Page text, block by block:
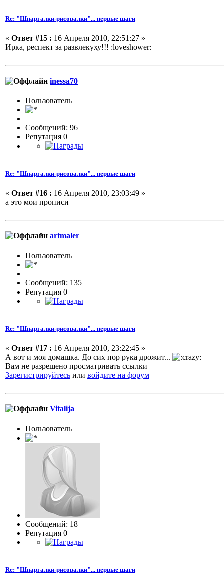
Re: "Шпаргалки-рисовалки"... первые шаги
« Ответ #15 : 16 Апреля 2010, 22:51:27 »
Ирка, респект за развлекуху!!! :loveshower:
inessa70
Пользовaтeль
Сообщений: 96
Репутация 0
Re: "Шпаргалки-рисовалки"... первые шаги
« Ответ #16 : 16 Апреля 2010, 23:03:49 »
а это мои прописи
artmaler
Пользовaтeль
Сообщений: 135
Репутация 0
Re: "Шпаргалки-рисовалки"... первые шаги
« Ответ #17 : 16 Апреля 2010, 23:22:45 »
А вот и моя домашка. До сих пор рука дрожит...
Вам не разрешено просматривать ссылки
Зарегистрируйтесь или войдите на форум
Vitalija
Пользоватeль
Сообщений: 18
Репутация 0
Re: "Шпаргалки-рисовалки"... первые шаги